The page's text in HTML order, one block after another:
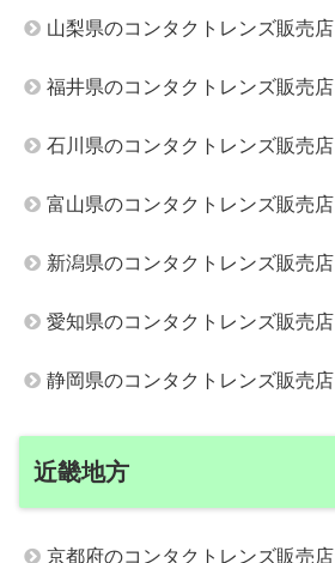
山梨県のコンタクトレンズ販売店
福井県のコンタクトレンズ販売店
石川県のコンタクトレンズ販売店
富山県のコンタクトレンズ販売店
新潟県のコンタクトレンズ販売店
愛知県のコンタクトレンズ販売店
静岡県のコンタクトレンズ販売店
近畿地方
京都府のコンタクトレンズ販売店